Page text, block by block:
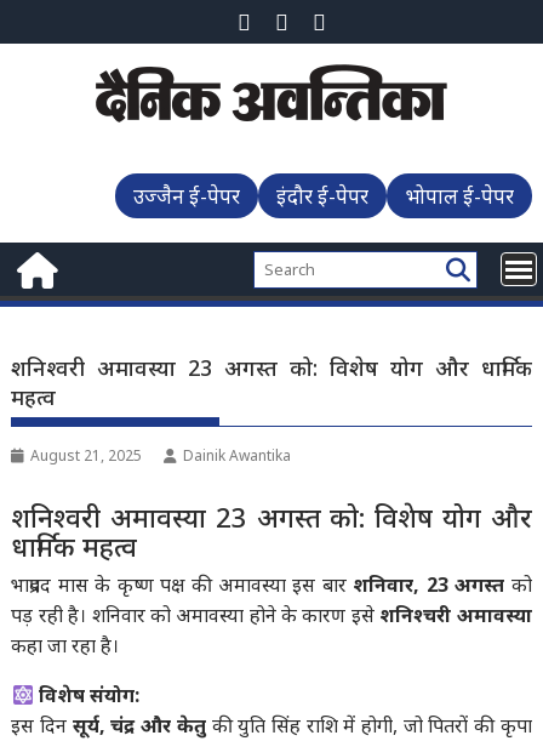
to
उज्जैन ई-पेपर इंदौर ई-पेपर भोपाल ई-पेपर
शनिश्वरी अमावस्या 23 अगस्त को: विशेष योग और धार्मिक
महत्व
August 21, 2025 Dainik Awantika
शनिश्वरी अमावस्या 23 अगस्त को: विशेष योग और
धार्मिक महत्व
भाद्रपद मास के कृष्ण पक्ष की अमावस्या इस बार शनिवार, 23 अगस्त को
पड़ रही है। शनिवार को अमावस्या होने के कारण इसे शनिश्चरी अमावस्या
कहा जा रहा है।
विशेष संयोग:
इस दिन सूर्य, चंद्र और केतुकी युति सिंह राशि में होगी, जो पितरों की कृपा